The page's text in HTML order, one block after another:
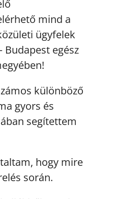
mind a
ügyfelek
Budapest egész
különböző
gyors és
segítettem
hogy mire
során.